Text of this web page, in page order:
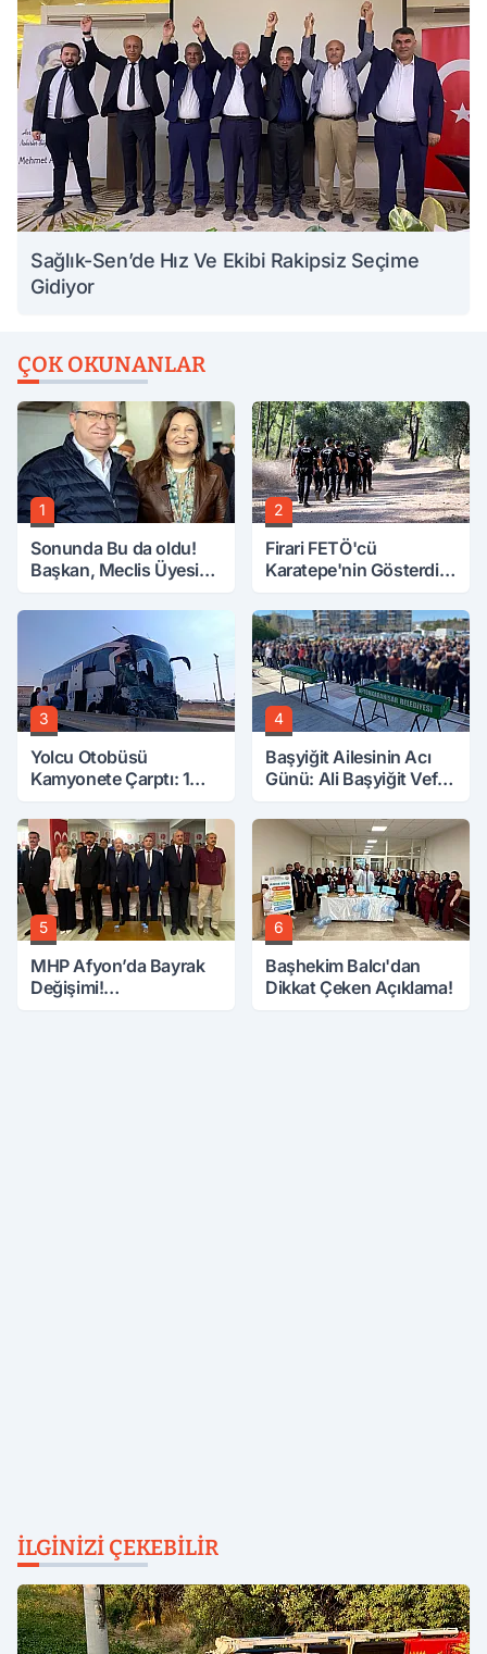
Sağlık-Sen’de Hız Ve Ekibi Rakipsiz Seçime
Gidiyor
ÇOK OKUNANLAR
1
Sonunda Bu da oldu!
Başkan, Meclis Üyesini
Attırdı
2
Firari FETÖ'cü
Karatepe'nin Gösterdiği
Aranıyor
3
Yolcu Otobüsü
Kamyonete Çarptı: 1
4
Başyiğit Ailesinin Acı
Günü: Ali Başyiğit Vefat
5
MHP Afyon’da Bayrak
Değişimi!
6
Başhekim Balcı'dan
Dikkat Çeken Açıklama!
İLGINIZI ÇEKEBILIR